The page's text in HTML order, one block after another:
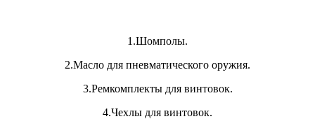
1.Шомполы.
2.Масло для пневматического оружия.
3.Ремкомплекты для винтовок.
4.Чехлы для винтовок.